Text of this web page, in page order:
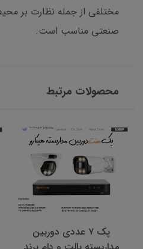
مختلفی از جمله نظارت بر
صنعتی مناسب است.
محصولات مرتبط
پک ۷ عددی دوربین